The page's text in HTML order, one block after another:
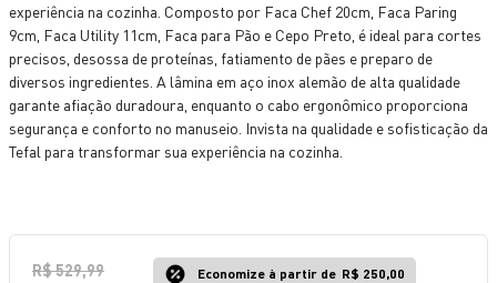
experiência na cozinha. Composto por Faca Chef 20cm, Faca Paring
9cm, Faca Utility 11cm, Faca para Pão e Cepo Preto, é ideal para cortes
precisos, desossa de proteínas, fatiamento de pães e preparo de
diversos ingredientes. A lâmina em aço inox alemão de alta qualidade
garante afiação duradoura, enquanto o cabo ergonômico proporciona
segurança e conforto no manuseio. Invista na qualidade e sofisticação da
Tefal para transformar sua experiência na cozinha.
R$529,99 Economize à partir de R$ 250,00
10º bake easy